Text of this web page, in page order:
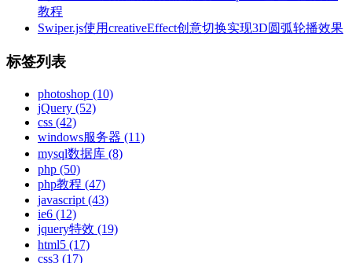
教程
Swiper.js使用creativeEffect创意切换实现3D圆弧轮播效果
标签列表
photoshop (10)
jQuery (52)
css (42)
windows服务器 (11)
mysql数据库 (8)
php (50)
php教程 (47)
javascript (43)
ie6 (12)
jquery特效 (19)
html5 (17)
css3 (17)